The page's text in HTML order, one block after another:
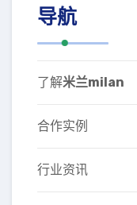
导航
了解米兰milan
合作实例
行业资讯